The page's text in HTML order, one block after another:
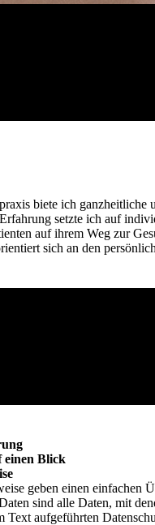
biete ich ganzheitliche
setzte ich auf
auf ihrem Weg zur
sich an den
einen Blick
geben einen einfachen
sind alle Daten, mit
Text aufgeführten